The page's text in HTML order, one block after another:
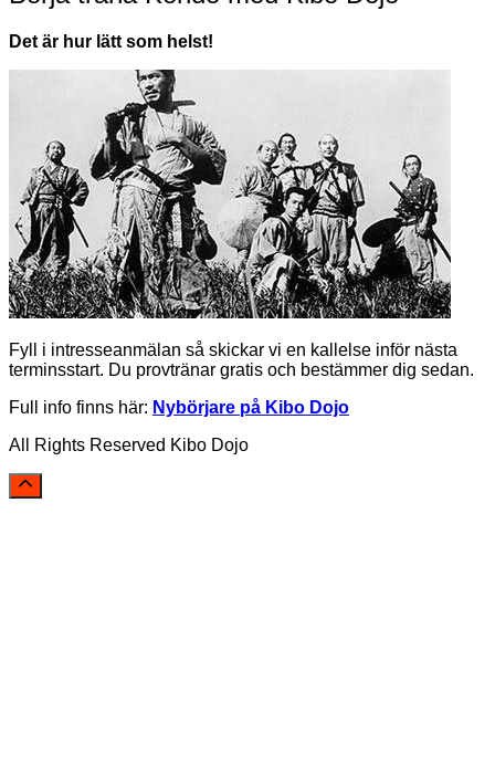
Det är hur lätt som helst!
Fyll i intresseanmälan så skickar vi en kallelse inför nästa
terminsstart. Du provtränar gratis och bestämmer dig sedan.
Full info finns här: Nybörjare på Kibo Dojo
All Rights Reserved Kibo Dojo